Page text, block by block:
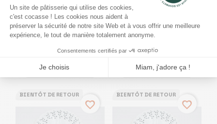
Dentelles rondes
blanches Ø 10 cm - x250
Me prevenir
Dentelles rondes
blanches Ø 12 cm - x250
5,20 €
Me prevenir
BIENTÔT DE RETOUR
favorite_border
BIENTÔT DE RETOUR
favorite_border